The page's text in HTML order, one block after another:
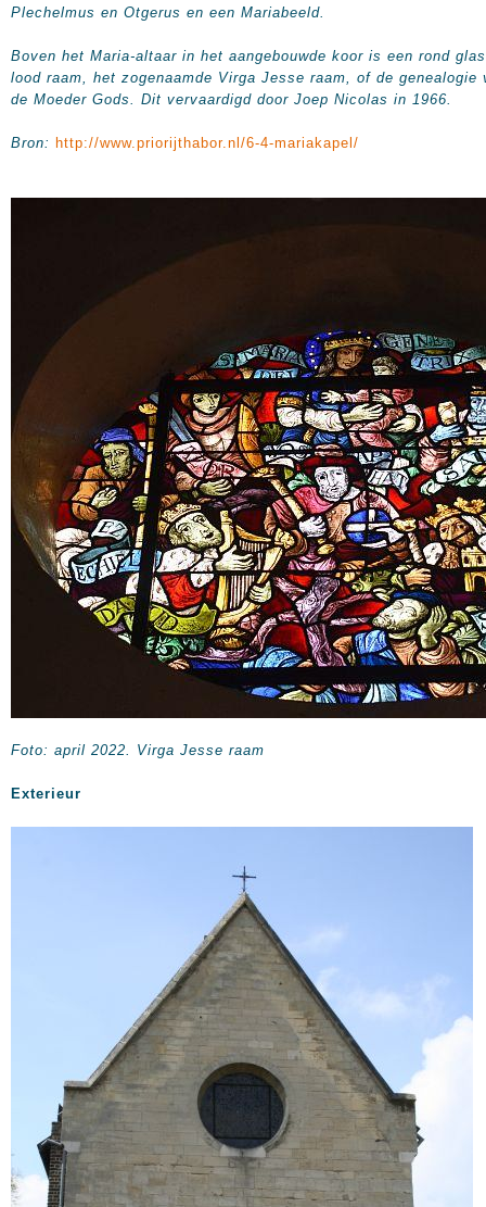
Plechelmus en Otgerus en een Mariabeeld.
Boven het Maria-altaar in het aangebouwde koor is een rond
lood raam, het zogenaamde Virga Jesse raam, of de genealogie
de Moeder Gods. Dit vervaardigd door Joep Nicolas in 1966.
Bron: http://www.priorijthabor.nl/6-4-mariakapel/
Foto: april 2022. Virga Jesse raam
Exterieur